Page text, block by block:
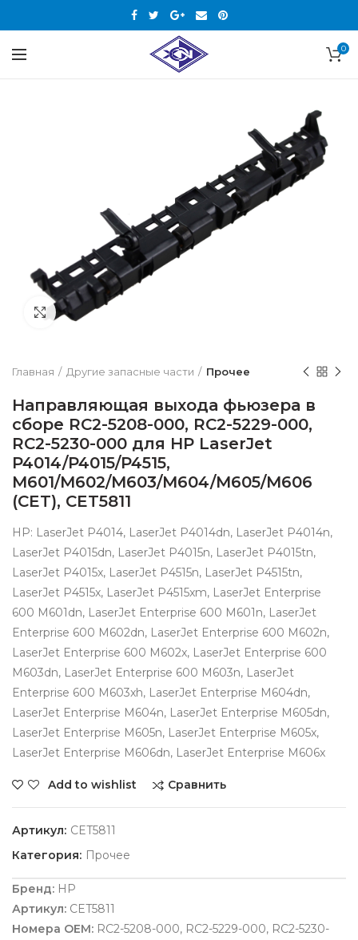
0
Нажмите, чтобы увеличить
Главная Другие запасные части Прочее
Направляющая выхода фьюзера в
сборе RC2-5208-000, RC2-5229-000,
RC2-5230-000 для HP LaserJet
P4014/P4015/P4515,
M601/M602/M603/M604/M605/M606
(CET), CET5811
HP: LaserJet P4014, LaserJet P4014dn, LaserJet P4014n,
LaserJet P4015dn, LaserJet P4015n, LaserJet P4015tn,
LaserJet P4015x, LaserJet P4515n, LaserJet P4515tn,
LaserJet P4515x, LaserJet P4515xm, LaserJet Enterprise
600 M601dn, LaserJet Enterprise 600 M601n, LaserJet
Enterprise 600 M602dn, LaserJet Enterprise 600 M602n,
LaserJet Enterprise 600 M602x, LaserJet Enterprise 600
M603dn, LaserJet Enterprise 600 M603n, LaserJet
Enterprise 600 M603xh, LaserJet Enterprise M604dn,
LaserJet Enterprise M604n, LaserJet Enterprise M605dn,
LaserJet Enterprise M605n, LaserJet Enterprise M605x,
LaserJet Enterprise M606dn, LaserJet Enterprise M606x
Add to wishlist Сравнить
Артикул: CET5811
Категория: Прочее
Бренд: HP
Артикул: CET5811
Номера OEM: RC2-5208-000, RC2-5229-000, RC2-5230-